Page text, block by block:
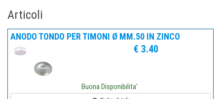
Articoli
ANODO TONDO PER TIMONI Ø MM.50 IN ZINCO
€ 3.40
Buona Disponibilita'